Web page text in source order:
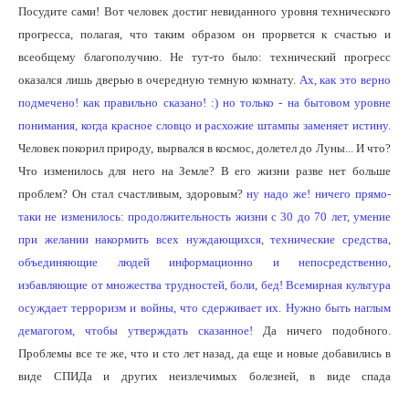
Посудите сами! Вот человек достиг невиданного уровня технического
прогресса, полагая, что таким образом он прорвется к счастью и
всеобщему благополучию. Не тут-то было: технический прогресс
оказался лишь дверью в очередную темную комнату. Ах, как это верно
подмечено! как правильно сказано! :) но только - на бытовом уровне
понимания, когда красное словцо и расхожие штампы заменяет истину.
Человек покорил природу, вырвался в космос, долетел до Луны... И что?
Что изменилось для него на Земле? В его жизни разве нет больше
проблем? Он стал счастливым, здоровым?ну надо же! ничего прямо-
таки не изменилось: продолжительность жизни с 30 до 70 лет, умение
при желании накормить всех нуждающихся, технические средства,
объединяющие людей информационно и непосредственно,
избавляющие от множества трудностей, боли, бед! Всемирная культура
осуждает терроризм и войны, что сдерживает их. Нужно быть наглым
демагогом, чтобы утверждать сказанное! Да ничего подобного.
Проблемы все те же, что и сто лет назад, да еще и новые добавились в
виде СПИДа и других неизлечимых болезней, в виде спада